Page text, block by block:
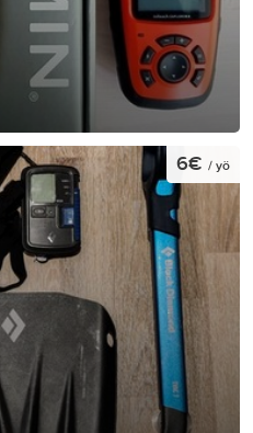
6€ / yö